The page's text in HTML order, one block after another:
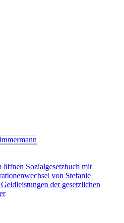
öffnen Sozialgesetzbuch mit
von Stefanie
der gesetzlichen